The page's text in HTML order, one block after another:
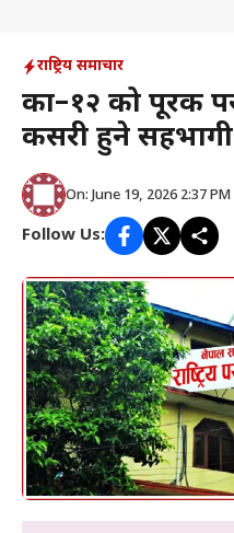
राष्ट्रिय समाचार
कक्षा–१२ को पूरक
कसरी हुने
On: June 19, 2026 2:37 PM
Follow Us: